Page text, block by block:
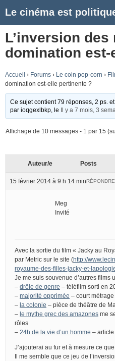
Le cinéma est
L’inversion
domination
Accueil › Forums › Le coin pop-corn ›
domination est-elle pertinente ?
Ce sujet contient 79 réponses, 2 ps.
parioqgexlbkp , le Il y a 7 mois, 3
Affichage de 10 messages - 1 par 15
Auteur/e Posts
15 février 2014 à 9 h 14 minRÉPONDRE
Meg
Invité
Avec la sortie du film « Jacky au
par Metric sur le site (http://
royaume-des-filles-jacky-et-
Je me suis souvenue d’autres films
– drôle de genre – téléfilm sorti en
– majorité opprimée – court
– la colonie – pièce de théâtre de
– le mythe grec des amazones me
rôles
– 24h de la vie d’un homme – article
J’ajouterai au fur et à mesure ce
Il me semble que ce jeu de